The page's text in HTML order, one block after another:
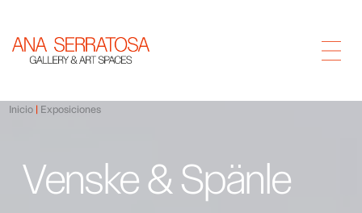
Inicio Exposiciones
Venske & Spänle